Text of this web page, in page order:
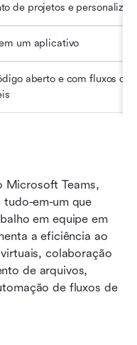
de projetos e
um aplicativo
aberto e com fluxos de
Microsoft Teams,
em-um que
em equipe em
a eficiência ao
colaboração
de arquivos,
de fluxos de